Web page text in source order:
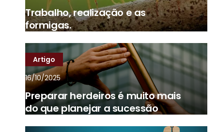
Trabalho, realização e as
formigas.
Artigo
16/10/2025
Preparar herdeiros é muito mais
do que planejar a sucessão